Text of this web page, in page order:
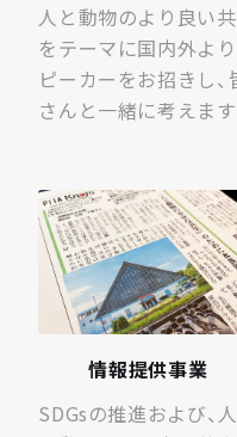
人と動物のより良い
をテーマに国内外よ
ピーカーをお招きし、
さんと一緒に考えます
情報提供事業
SDGsの推進および、人